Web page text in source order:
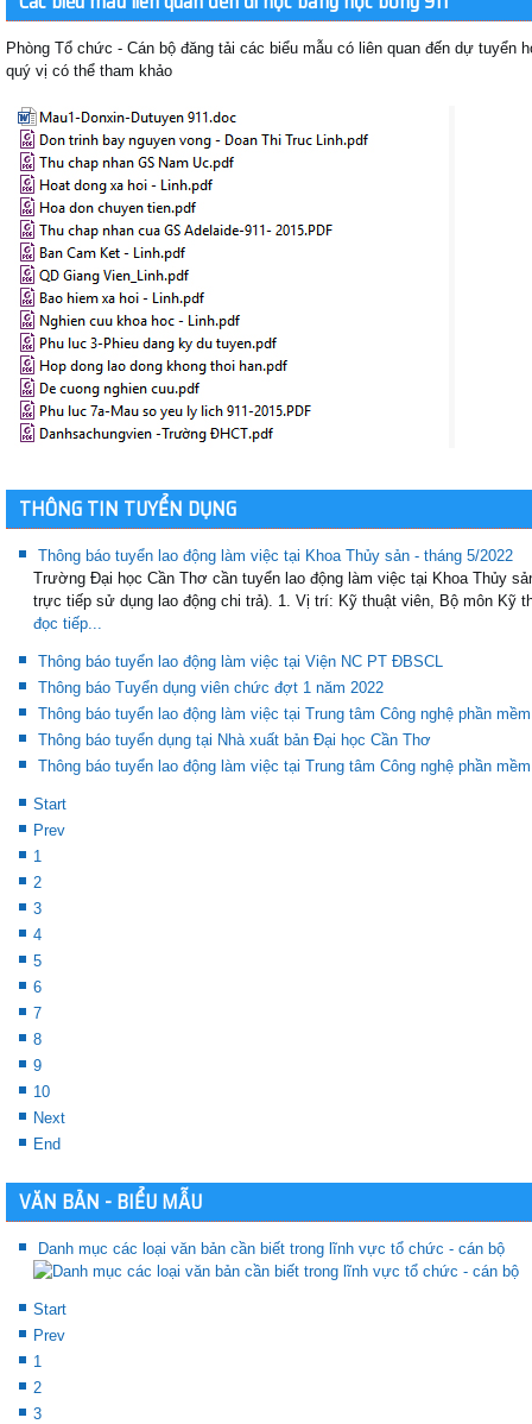
Phòng Tổ chức - Cán bộ đăng tải các biểu mẫu có liên quan đến dự tuyển
quý vị có thể tham khảo
THÔNG TIN TUYỂN DỤNG
Thông báo tuyển lao động làm việc tại Khoa Thủy sản - tháng 5/2022
Trường Đại học Cần Thơ cần tuyển lao động làm việc tại Khoa Thủy
trực tiếp sử dụng lao động chi trả). 1. Vị trí: Kỹ thuật viên, Bộ môn Kỹ
đọc tiếp...
Thông báo tuyển lao động làm việc tại Viện NC PT ĐBSCL
Thông báo Tuyển dụng viên chức đợt 1 năm 2022
Thông báo tuyển lao động làm việc tại Trung tâm Công nghệ phần mềm
Thông báo tuyển dụng tại Nhà xuất bản Đại học Cần Thơ
Thông báo tuyển lao động làm việc tại Trung tâm Công nghệ phần mềm
Start
Prev
1
2
3
4
5
6
7
8
9
10
Next
End
VĂN BẢN - BIỂU MẪU
Danh mục các loại văn bản cần biết trong lĩnh vực tổ chức - cán bộ
Start
Prev
1
2
3